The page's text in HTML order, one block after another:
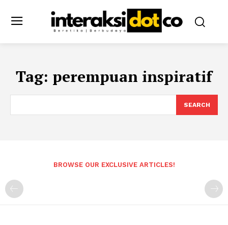
Tag: perempuan inspiratif
SEARCH
BROWSE OUR EXCLUSIVE ARTICLES!